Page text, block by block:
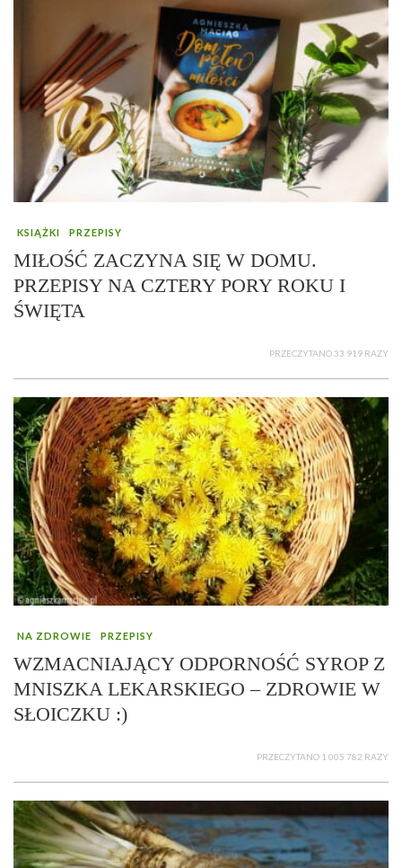
KSIĄŻKI PRZEPISY
MIŁOŚĆ ZACZYNA SIĘ W DOMU.
PRZEPISY NA CZTERY PORY ROKU I
ŚWIĘTA
PRZECZYTANO 33 919 RAZY
NA ZDROWIE PRZEPISY
WZMACNIAJĄCY ODPORNOŚĆ SYROP Z
MNISZKA LEKARSKIEGO – ZDROWIE W
SŁOICZKU :)
PRZECZYTANO 1 005 782 RAZY